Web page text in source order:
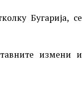
Бугарија, се
измени и